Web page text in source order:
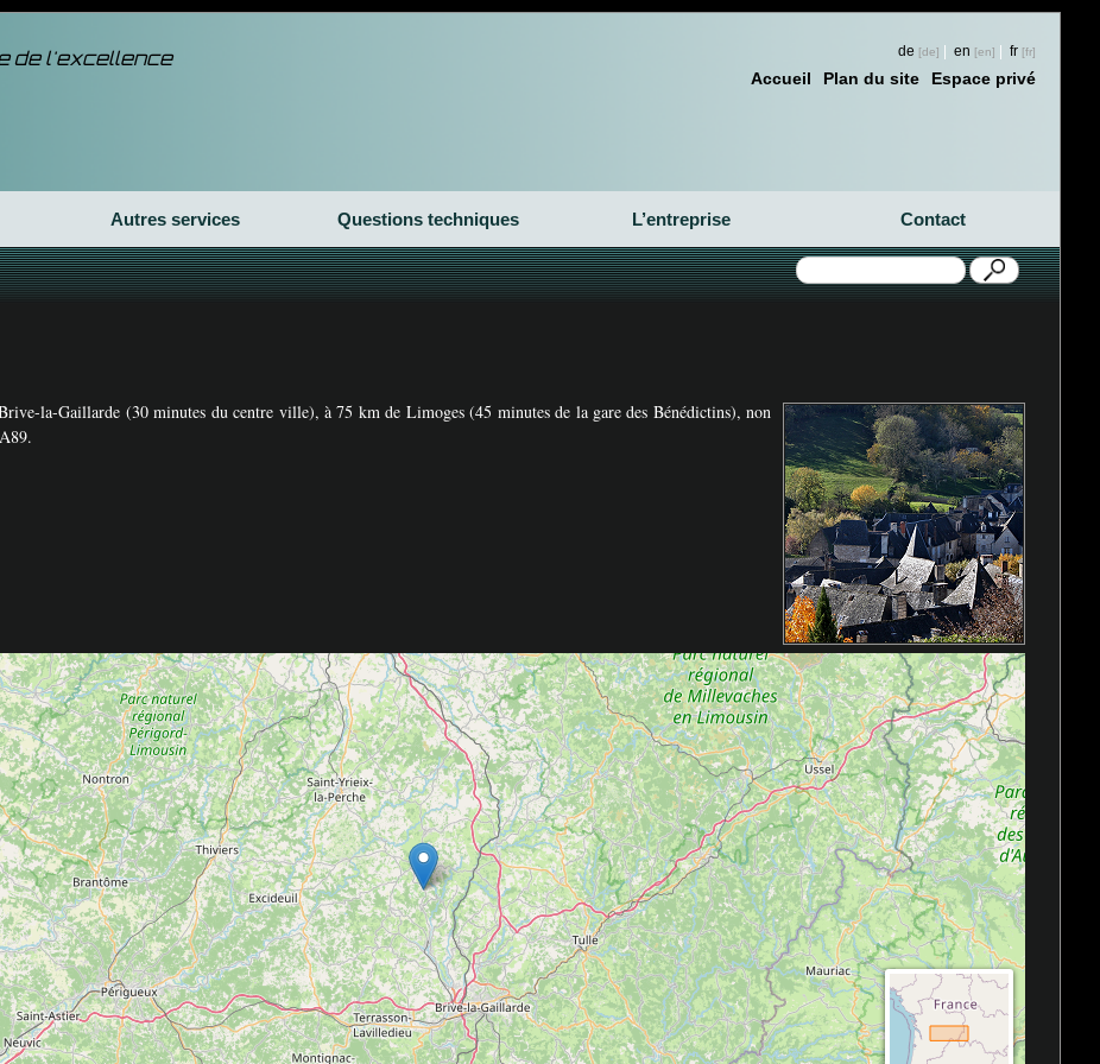
de l'excellence
de | en | fr
Accueil Plan du site Espace privé
Autres services Questions techniques L’entreprise Contact
la-Gaillarde (30 minutes du centre ville), à 75 km de Limoges (45 minutes de la gare des Bénédictins), non